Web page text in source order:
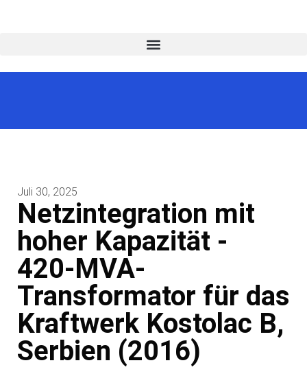
Juli 30, 2025
Netzintegration mit
hoher Kapazität -
420-MVA-
Transformator für das
Kraftwerk Kostolac B,
Serbien (2016)